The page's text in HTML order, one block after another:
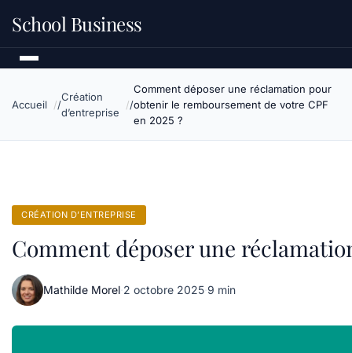
School Business
Accueil
Création
d’entreprise
Comment déposer une réclamation pour
obtenir le remboursement de votre CPF
en 2025 ?
CRÉATION D’ENTREPRISE
Comment déposer une
Mathilde Morel·2 octobre 2025·9 min